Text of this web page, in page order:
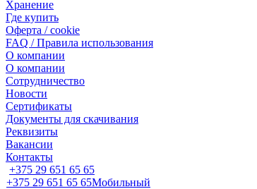
Хранение
Где купить
Оферта / cookie
FAQ / Правила использования
О компании
О компании
Сотрудничество
Новости
Сертификаты
Документы для скачивания
Реквизиты
Вакансии
Контакты
+375 29 651 65 65
+375 29 651 65 65Мобильный